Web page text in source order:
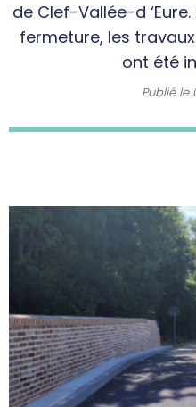
de Clef-Vallée-d
fermeture, les
ont été
Publié le